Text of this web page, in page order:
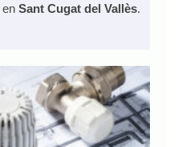
en Sant Cugat del Vallès.